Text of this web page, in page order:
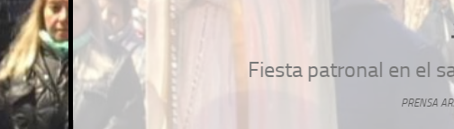
patronal en el santuario de María Rosa Mística
PRENSA ARZOLAP